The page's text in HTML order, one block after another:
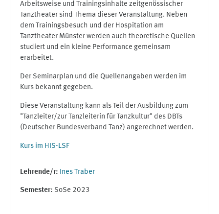
Arbeitsweise und Trainingsinhalte zeitgenössischer
Tanztheater sind Thema dieser Veranstaltung. Neben
dem Trainingsbesuch und der Hospitation am
Tanztheater Münster werden auch theoretische Quellen
studiert und ein kleine Performance gemeinsam
erarbeitet.
Der Seminarplan und die Quellenangaben werden im
Kurs bekannt gegeben.
Diese Veranstaltung kann als Teil der Ausbildung zum
"Tanzleiter/zur Tanzleiterin für Tanzkultur" des DBTs
(Deutscher Bundesverband Tanz) angerechnet werden.
Kurs im HIS-LSF
Lehrende/r: Ines Traber
Semester: SoSe 2023